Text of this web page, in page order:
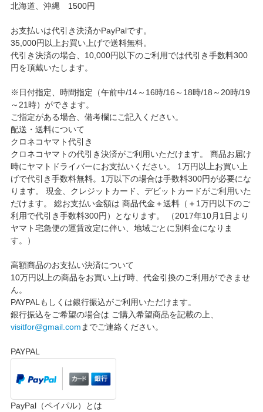
北海道、沖縄 1500円
お支払いは代引き決済かPayPalです。
35,000円以上お買い上げで送料無料。
代引き決済の場合、10,000円以下のご利用では代引き手数料300
円を頂戴いたします。
※日付指定、時間指定（午前中/14～16時/16～18時/18～20時/19
～21時）ができます。
ご指定がある場合、備考欄にご記入ください。
配送・送料について
クロネコヤマト代引き
クロネコヤマトの代引き決済がご利用いただけます。 商品お届け
時にヤマトドライバーにお支払いください。 1万円以上お買い上
げで代引き手数料無料。1万以下の場合は手数料300円が必要にな
ります。 現金、クレジットカード、デビットカードがご利用いた
だけます。 総お支払い金額は 商品代金＋送料（＋1万円以下のご
利用で代引き手数料300円）となります。 （2017年10月1日より
ヤマト宅急便の運賃改定に伴い、地域ごとに別料金になりま
す。）
高額商品のお支払い決済について
10万円以上の商品をお買い上げ時、代金引換のご利用ができませ
ん。
PAYPALもしくは銀行振込がご利用いただけます。
銀行振込をご希望の場合は ご購入希望商品を記載の上、
visitfor@gmail.comまでご連絡ください。
PAYPAL
PayPal（ペイパル）とは